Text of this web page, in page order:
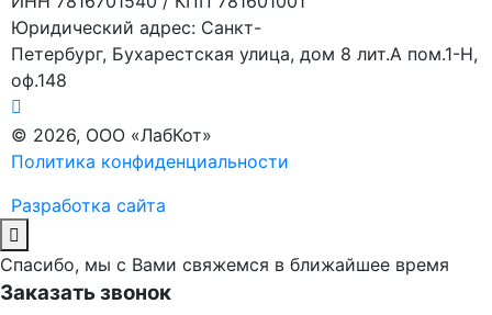
Юридический адрес: Санкт-
Петербург, Бухарестская улица, дом 8 лит.А пом.1-Н,
оф.148
© 2026, ООО «ЛабКот»
Политика конфиденциальности
Разработка сайта
Спасибо, мы с Вами свяжемся в ближайшее время
Заказать звонок